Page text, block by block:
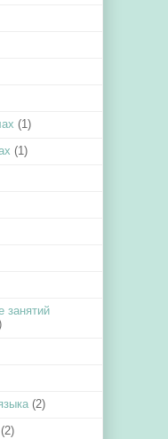
(1)
(1)
занятий
(2)
(2)